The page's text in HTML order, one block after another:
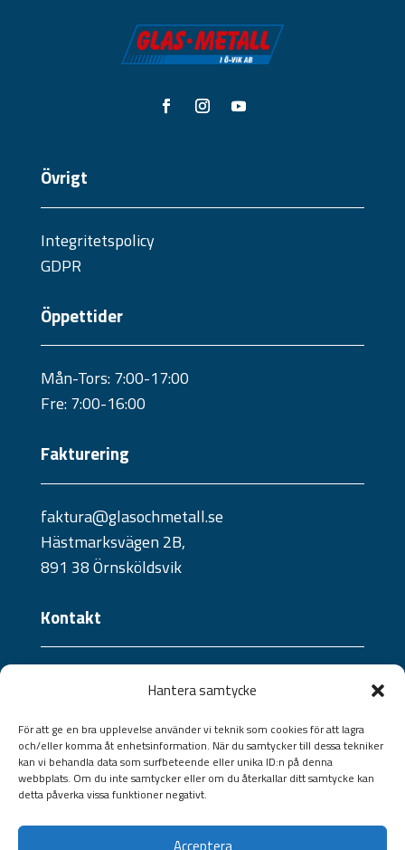
Hantera samtycke
För att ge en bra upplevelse använder vi teknik som cookies för att lagra
och/eller komma åt enhetsinformation. När du samtycker till dessa tekniker
kan vi behandla data som surfbeteende eller unika ID:n på denna
webbplats. Om du inte samtycker eller om du återkallar ditt samtycke kan
detta påverka vissa funktioner negativt.
Acceptera
Övrigt
Integritetspolicy
GDPR
Öppettider
Mån-Tors: 7:00-17:00
Fre: 7:00-16:00
Fakturering
faktura@glasochmetall.se
Hästmarksvägen 2B,
891 38 Örnsköldsvik
Kontakt
Jourtelefon:
070 - 241 57 09 /073 - 824 36 40
Jourtelefon portar:
070-528 13 27
Epost: